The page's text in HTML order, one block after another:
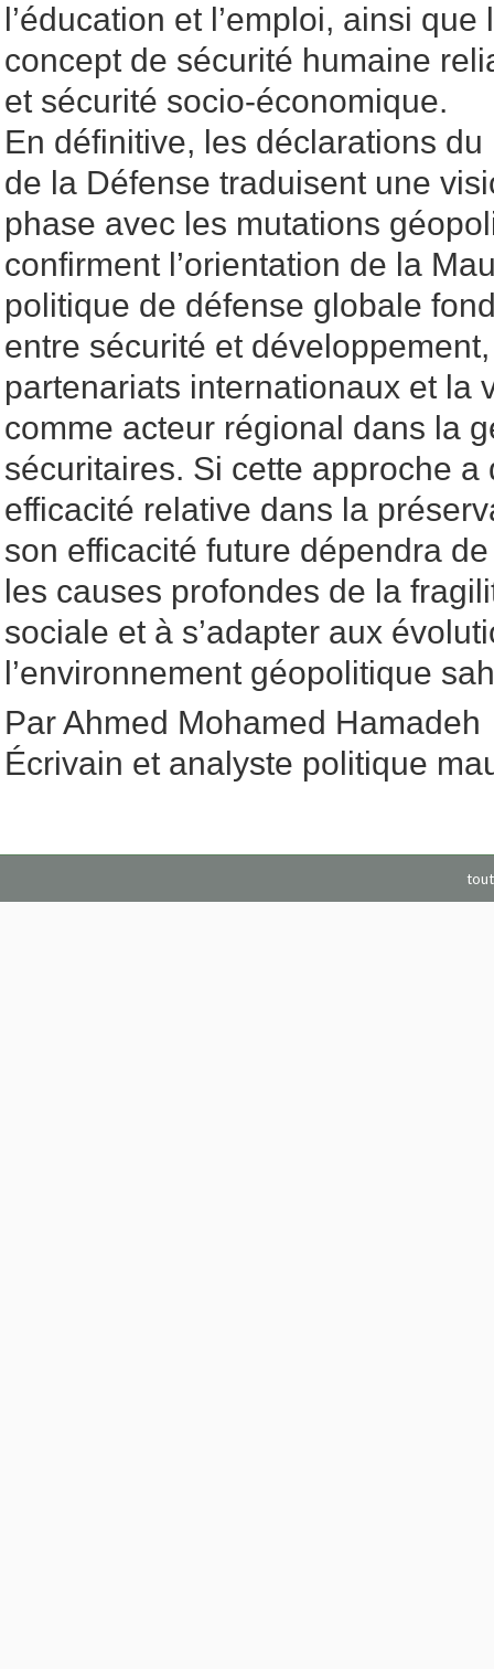
l’éducation et l’emploi, ainsi
concept de sécurité humaine
et sécurité socio-économique.
En définitive, les déclarations
de la Défense traduisent une
phase avec les mutations
confirment l’orientation de la
politique de défense globale
entre sécurité et
partenariats internationaux et la
comme acteur régional dans la
sécuritaires. Si cette approche a
efficacité relative dans la
son efficacité future dépendra
les causes profondes de la
sociale et à s’adapter aux
l’environnement géopolitique
Par Ahmed Mohamed Hamadeh
Écrivain et analyste politique